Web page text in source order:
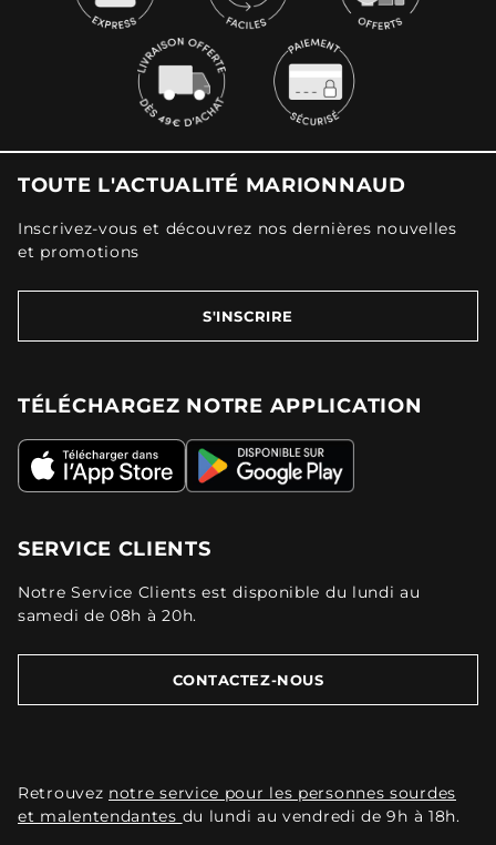
TOUTE L'ACTUALITÉ MARIONNAUD
Inscrivez-vous et découvrez nos dernières nouvelles
et promotions
S'INSCRIRE
TÉLÉCHARGEZ NOTRE APPLICATION
SERVICE CLIENTS
Notre Service Clients est disponible du lundi au
samedi de 08h à 20h.
CONTACTEZ-NOUS
Retrouvez notre service pour les personnes sourdes
et malentendantes du lundi au vendredi de 9h à 18h.